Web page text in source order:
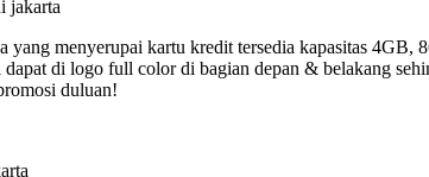
menyerupai kartu kredit tersedia kapasitas
di logo full color di bagian depan & belakang
duluan!